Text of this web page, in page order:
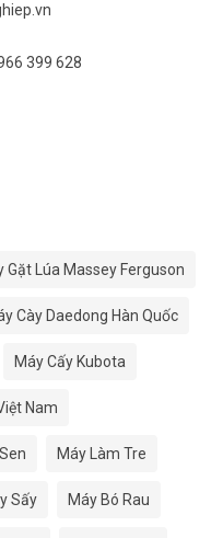
399 628
Gặt Lúa Massey Ferguson
Cày Daedong Hàn Quốc
Máy Cấy Kubota
Nam
Máy Làm Tre
Sấy Máy Bó Rau